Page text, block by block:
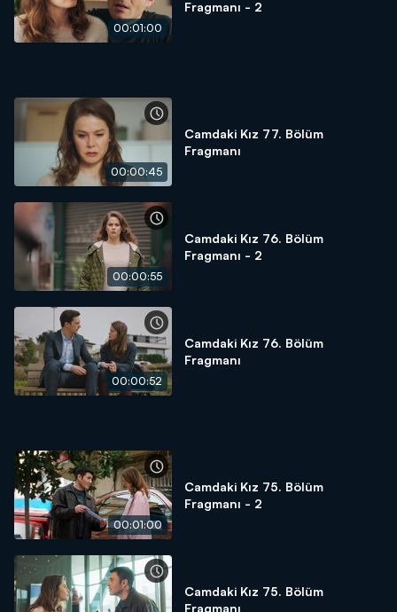
00:01:00
Fragmanı - 2
00:00:45
Camdaki Kız 77. Bölüm
Fragmanı
00:00:55
Camdaki Kız 76. Bölüm
Fragmanı - 2
00:00:52
Camdaki Kız 76. Bölüm
Fragmanı
00:01:00
Camdaki Kız 75. Bölüm
Fragmanı - 2
Camdaki Kız 75. Bölüm
Fragmanı